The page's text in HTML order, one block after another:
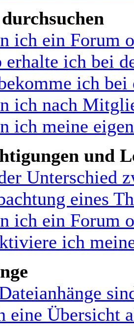
ich ein Forum
erhalte ich bei
ich bei
ich nach
ich meine
und
Unterschied
eines
ich ein Forum
ich
eine Übersicht